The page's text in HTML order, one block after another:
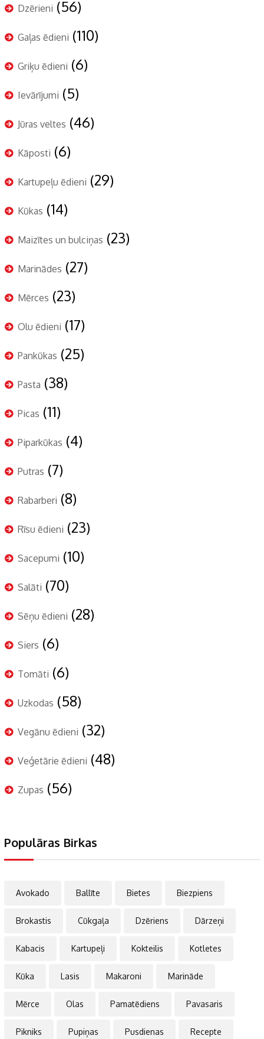
Dzērieni (56)
Gaļas ēdieni (110)
Griķu ēdieni (6)
Ievārījumi (5)
Jūras veltes (46)
Kāposti (6)
Kartupeļu ēdieni (29)
Kūkas (14)
Maizītes un bulciņas (23)
Marinādes (27)
Mērces (23)
Olu ēdieni (17)
Pankūkas (25)
Pasta (38)
Picas (11)
Piparkūkas (4)
Putras (7)
Rabarberi (8)
Rīsu ēdieni (23)
Sacepumi (10)
Salāti (70)
Sēņu ēdieni (28)
Siers (6)
Tomāti (6)
Uzkodas (58)
Vegānu ēdieni (32)
Veģetārie ēdieni (48)
Zupas (56)
Populāras Birkas
Avokado Ballīte Bietes Biezpiens
Brokastis Cūkgaļa Dzēriens Dārzeņi
Kabacis Kartupeļi Kokteilis Kotletes
Kūka Lasis Makaroni Marināde
Mērce Olas Pamatēdiens Pavasaris
Pikniks Pupiņas Pusdienas Recepte